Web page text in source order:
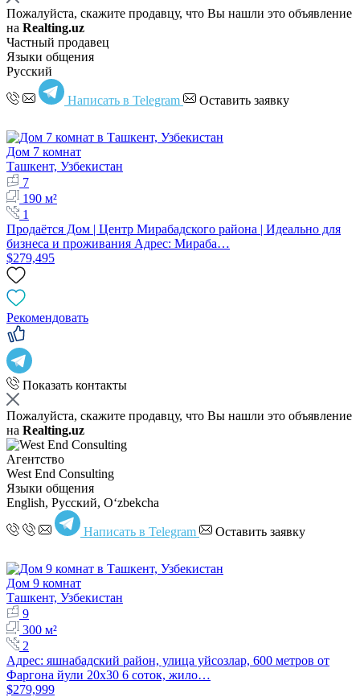
Пожалуйста, скажите продавцу, что Вы нашли это объявление
на Realting.uz
Частный продавец
Языки общения
Русский
Написать в Telegram Оставить заявку
Дом 7 комнат
Ташкент, Узбекистан
7
190 м²
1
Продаётся Дом | Центр Мирабадского района | Идеально для
бизнеса и проживания Адрес: Мираба…
$279,495
Рекомендовать
Показать контакты
Пожалуйста, скажите продавцу, что Вы нашли это объявление
на Realting.uz
Агентство
West End Consulting
Языки общения
English, Русский, Oʻzbekcha
Написать в Telegram Оставить заявку
Дом 9 комнат
Ташкент, Узбекистан
9
300 м²
2
Адрес: яшнабадский район, улица уйсозлар, 600 метров от
Фаргона йули 20х30 6 соток, жило…
$279,999